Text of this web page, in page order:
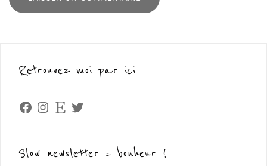
Retrouvez moi par ici
Facebook
Instagram
Etsy Twitter
Slow newsletter = bonheur !